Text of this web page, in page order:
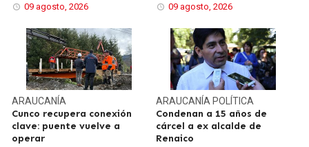
09 agosto, 2026 09 agosto, 2026
ARAUCANÍA
Cunco recupera conexión
clave: puente vuelve a
operar
ARAUCANÍA POLÍTICA
Condenan a 15 años de
cárcel a ex alcalde de
Renaico